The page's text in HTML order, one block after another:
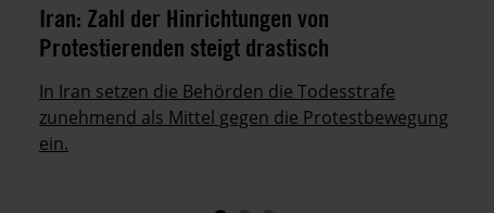
Iran: Zahl der Hinrichtungen von
Protestierenden steigt drastisch
In Iran setzen die Behörden die Todesstrafe
zunehmend als Mittel gegen die Protestbewegung
ein.